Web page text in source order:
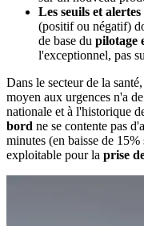
Les seuils et alertes
(positif ou négatif)
de base du pilotage
l'exceptionnel, pas
Dans le secteur de la
moyen aux urgences n'a
nationale et à l'historique
bord ne se contente pas
minutes (en baisse de
exploitable pour la prise